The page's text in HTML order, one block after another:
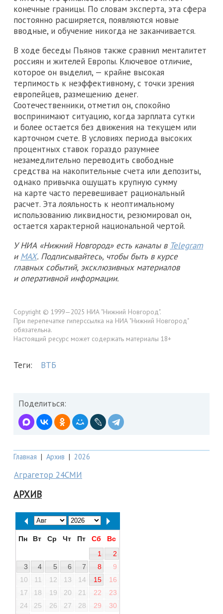
конечные границы. По словам эксперта, эта сфера
постоянно расширяется, появляются новые
вводные, и обучение никогда не заканчивается.
В ходе беседы Пьянов также сравнил менталитет
россиян и жителей Европы. Ключевое отличие,
которое он выделил, — крайне высокая
терпимость к неэффективному, с точки зрения
европейцев, размещению денег.
Соотечественники, отметил он, спокойно
воспринимают ситуацию, когда зарплата сутки
и более остается без движения на текущем или
карточном счете. В условиях периода высоких
процентных ставок гораздо разумнее
незамедлительно переводить свободные
средства на накопительные счета или депозиты,
однако привычка ощущать крупную сумму
на карте часто перевешивает рациональный
расчет. Эта лояльность к неоптимальному
использованию ликвидности, резюмировал он,
остается характерной национальной чертой.
У НИА «Нижний Новгород» есть каналы в Telegram
и MAX. Подписывайтесь, чтобы быть в курсе
главных событий, эксклюзивных материалов
и оперативной информации.
Copyright © 1999—2025 НИА "Нижний Новгород".
При перепечатке гиперссылка на НИА "Нижний Новгород"
обязательна.
Настоящий ресурс может содержать материалы 18+
Теги: ВТБ
Поделиться:
Главная | Архив | 2026
Аграгетор 24СМИ
АРХИВ
Пн Вт Ср Чт Пт Сб
Вс
1
2
3
4 5 6 7 8
9
10
11 12 13 14 15
16
17
18 19 20 21 22
23
24
25 26 27 28 29
30